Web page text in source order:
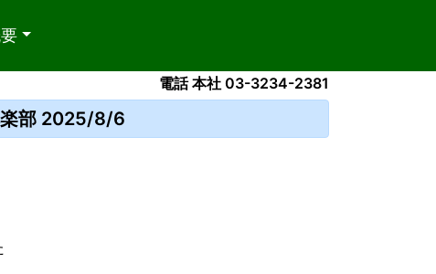
電話 本社 03-3234-2381
楽部 2025/8/6